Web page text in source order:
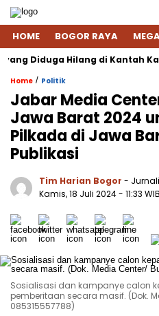
HOME BOGOR RAYA
Diduga Hilang di Kantah
Home / Politik
Jabar Media
Jawa Barat 2024
Pilkada di Jawa
Publikasi
Tim Harian Bogor -
Kamis, 18 Juli 2024 - 11:33 WIB
Sosialisasi dan kampanye calon
pemberitaan secara masif. (Dok.
085315557788)